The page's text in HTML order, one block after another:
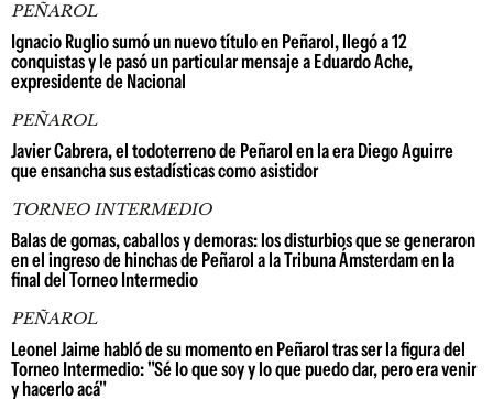
PEÑAROL
Ignacio Ruglio sumó un nuevo título en Peñarol, llegó a 12
conquistas y le pasó un particular mensaje a Eduardo Ache,
expresidente de Nacional
PEÑAROL
Javier Cabrera, el todoterreno de Peñarol en la era Diego Aguirre
que ensancha sus estadísticas como asistidor
TORNEO INTERMEDIO
Balas de gomas, caballos y demoras: los disturbios que se generaron
en el ingreso de hinchas de Peñarol a la Tribuna Ámsterdam en la
final del Torneo Intermedio
PEÑAROL
Leonel Jaime habló de su momento en Peñarol tras ser la figura del
Torneo Intermedio: "Sé lo que soy y lo que puedo dar, pero era venir
y hacerlo acá"